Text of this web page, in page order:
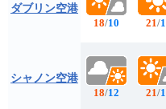
ダブリン空港
シャノン空港
18/10
18/12
21/
21/